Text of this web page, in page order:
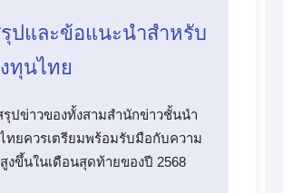
ปและข้อแนะนำสำหรับ
ทุนไทย
รุปข่าวของทั้งสามสำนักข่าวชั้นนำ
ทยควรเตรียมพร้อมรับมือกับความ
งขึ้นในเดือนสุดท้ายของปี 2568